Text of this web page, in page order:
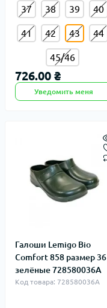
37 38 39 40
41 42 43 44
45/46
726.00 ₴
Уведомить меня
Галоши Lemigo Bio
Comfort 858 размер 36
зелёные 728580036A
Код товара: 728580036A